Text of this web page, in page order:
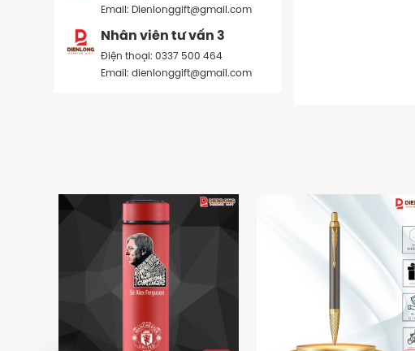
Email: Dienlonggift@gmail.com
Nhân viên tư vấn 3
Điện thoại: 0337 500 464
Email: dienlonggift@gmail.com